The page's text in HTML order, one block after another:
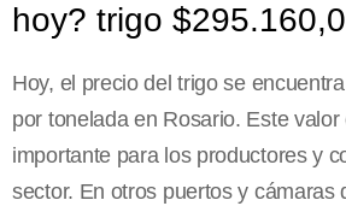
hoy? trigo
Hoy, el precio del trigo se
por tonelada en Rosario. Este
importante para los productores y
sector. En otros puertos y cámaras